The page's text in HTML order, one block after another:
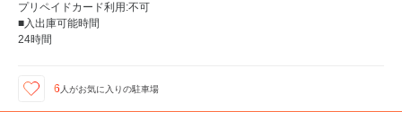
プリペイドカード利用:不可
■入出庫可能時間
24時間
6 人がお気に入りの駐車場